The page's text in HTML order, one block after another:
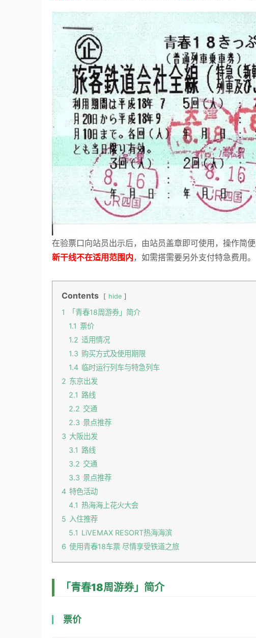
在验票口向站员出示后，由站员盖章即可使用，操作简
新干线不在适用范围内，如需搭需要另外支付特急费用。
Contents hide
1
「青春18周游券」简介
1.1 票价
1.2 适用情况
1.3 购买方式及使用期限
1.4 临时运行列车与特急列车
2 东京出发
2.1 路线
2.2 交通
2.3 景点推荐
3 大阪出发
3.1 路线
3.2 交通
3.3 景点推荐
4 特色活动
4.1 热海海上花火大会
5 入住推荐
5.1 LiVEMAX RESORT热海海滨
6 使用青春18车票 尽情享受铁道之旅
「青春18周游券」简介
票价